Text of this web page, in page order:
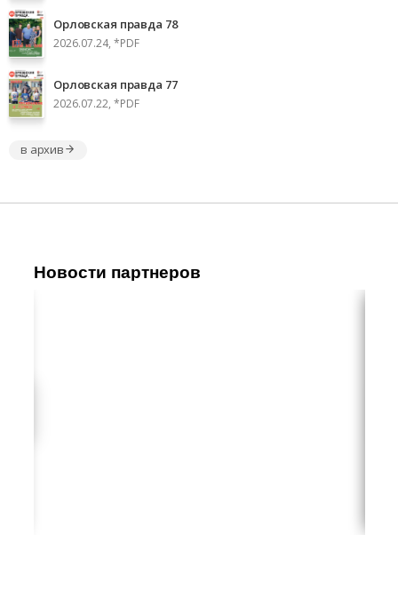
Орловская правда 78
2026.07.24, *PDF
Орловская правда 77
2026.07.22, *PDF
в архив
Новости партнеров